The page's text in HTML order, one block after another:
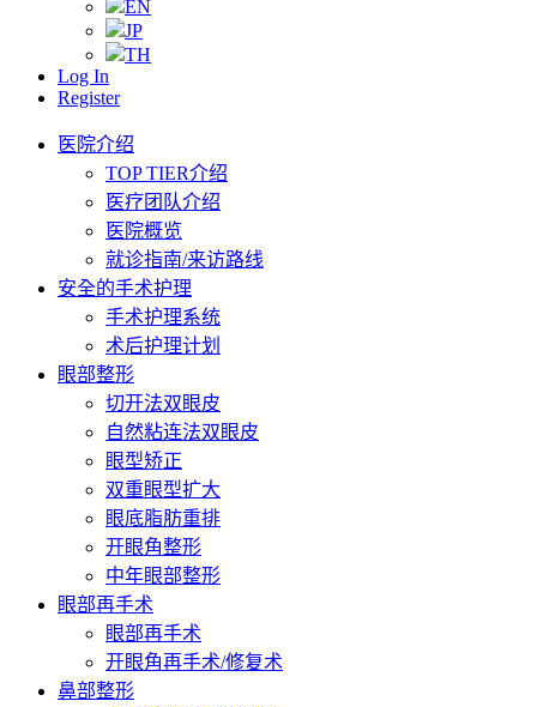
EN
JP
TH
Log In
Register
医院介绍
TOP TIER介绍
医疗团队介绍
医院概览
就诊指南/来访路线
安全的手术护理
手术护理系统
术后护理计划
眼部整形
切开法双眼皮
自然粘连法双眼皮
眼型矫正
双重眼型扩大
眼底脂肪重排
开眼角整形
中年眼部整形
眼部再手术
眼部再手术
开眼角再手术/修复术
鼻部整形